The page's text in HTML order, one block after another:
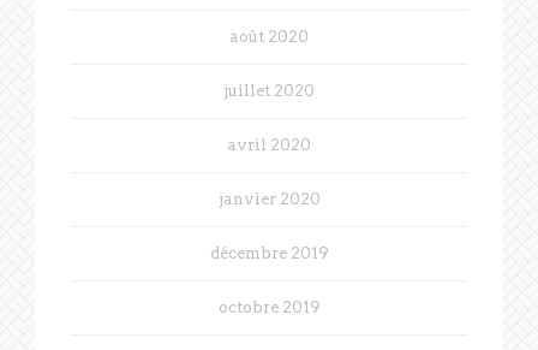
août 2020
juillet 2020
avril 2020
janvier 2020
décembre 2019
octobre 2019